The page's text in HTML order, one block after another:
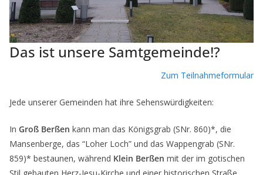
Das ist unsere Samtgemeinde!?
Zum Teilnahmeformular
Jede unserer Gemeinden hat ihre Sehenswürdigkeiten:
In Groß Berßen kann man das Königsgrab (SNr. 860)*, die
Mansenberge, das “Loher Loch” und das Wappengrab (SNr.
859)* bestaunen, während Klein Berßen mit der im gotischen